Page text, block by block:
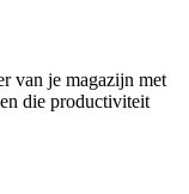
van je magazijn met
die productiviteit